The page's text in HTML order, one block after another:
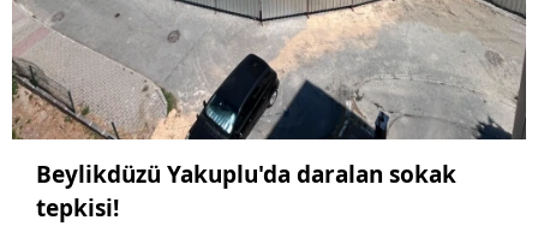
Beylikdüzü Yakuplu'da daralan sokak
tepkisi!